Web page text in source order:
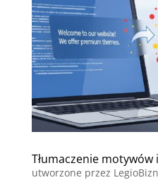
Tłumaczenie
utworzone przez